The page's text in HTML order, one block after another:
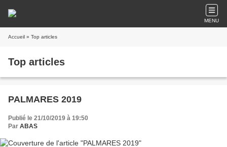
MENU
Accueil » Top articles
Top articles
PALMARES 2019
Publié le 21/10/2019 à 19:50
Par ABAS